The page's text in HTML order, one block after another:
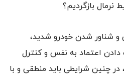
نرمال بازگردیم؟
و شناور شدن خودرو شدید،
اعتماد به نفس و کنترل
چنین شرایطی باید منطقی و با